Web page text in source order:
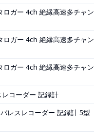
ガー 4ch 絶縁高速多チャン
ガー 4ch 絶縁高速多チャン
ガー 4ch 絶縁高速多チャン
コーダー 記録計
レスレコーダー 記録計 5型